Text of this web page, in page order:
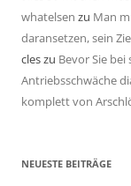
whatelsen zu Man
daransetzen, sein
cleszu Bevor Sie
Antriebsschwäche
komplett von
NEUESTE BEITRÄGE